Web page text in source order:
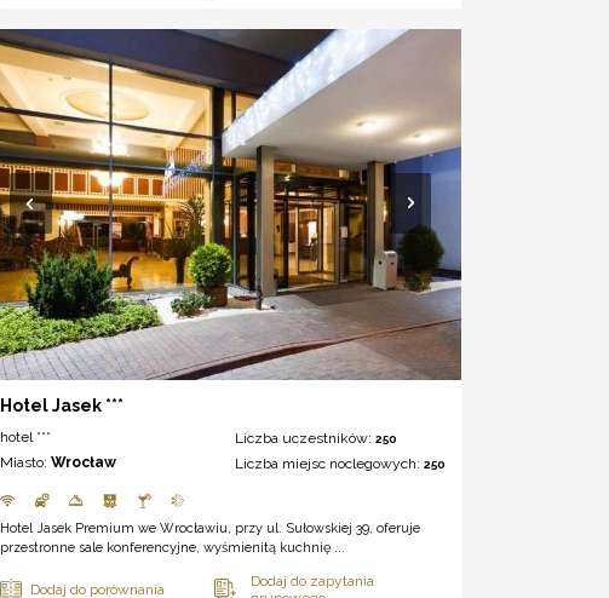
Hotel Jasek ***
hotel ***
Miasto:Wrocław
Liczba uczestników: 250
Liczba miejsc noclegowych: 250
Hotel Jasek Premium we Wrocławiu, przy ul. Sułowskiej 39, oferuje
przestronne sale konferencyjne, wyśmienitą kuchnię ...